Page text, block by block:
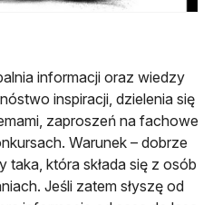
informacji oraz wiedzy
inspiracji, dzielenia się
zaproszeń na fachowe
Warunek – dobrze
która składa się z osób
Jeśli zatem słyszę od